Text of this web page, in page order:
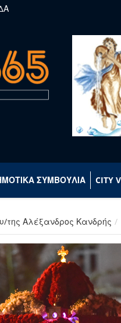
ΣΥΜΒΟΥΛΙΑ CITY
της Αλέξανδρος Κανδρής